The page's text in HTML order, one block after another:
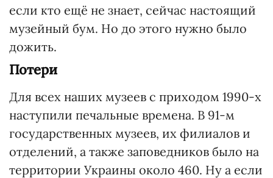
если кто ещё не знает, сейчас настоящий
музейный бум. Но до этого нужно было
дожить.
Потери
Для всех наших музеев с приходом 1990-х
наступили печальные времена. В 91-м
государственных музеев, их филиалов и
отделений, а также заповедников было на
территории Украины около 460. Ну а если